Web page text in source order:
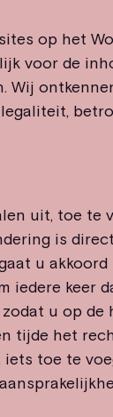
op het
voor de
Wij
uit, toe te
is
u
iedere keer
zodat u op
tijde het
iets toe te